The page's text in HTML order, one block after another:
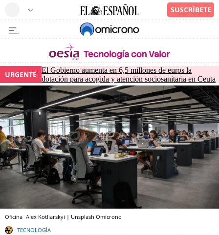
URGENTE
El Gobierno aumenta en 6,5 millones de euros la
dotación para acogida y atención sociosanitaria en Ceuta
Oficina Alex Kotliarskyi | Unsplash Omicrono
TECNOLOGÍA